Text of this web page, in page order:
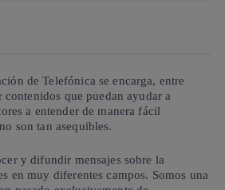
de Telefónica se encarga, entre
contenidos que puedan ayudar a
a entender de manera fácil
son tan asequibles.
y difundir mensajes sobre la
en muy diferentes campos. Somos una